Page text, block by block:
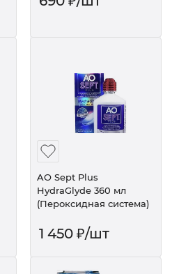
AO Sept Plus
HydraGlyde 360 мл
(Пероксидная система)
1 450₽/шт